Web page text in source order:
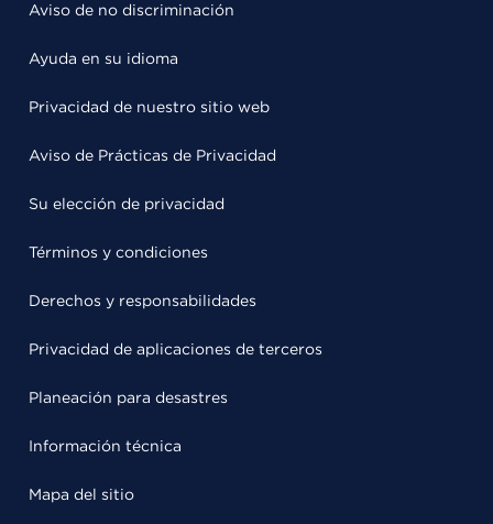
Aviso de no discriminación
Ayuda en su idioma
Privacidad de nuestro sitio web
Aviso de Prácticas de Privacidad
Su elección de privacidad
Términos y condiciones
Derechos y responsabilidades
Privacidad de aplicaciones de terceros
Planeación para desastres
Información técnica
Mapa del sitio